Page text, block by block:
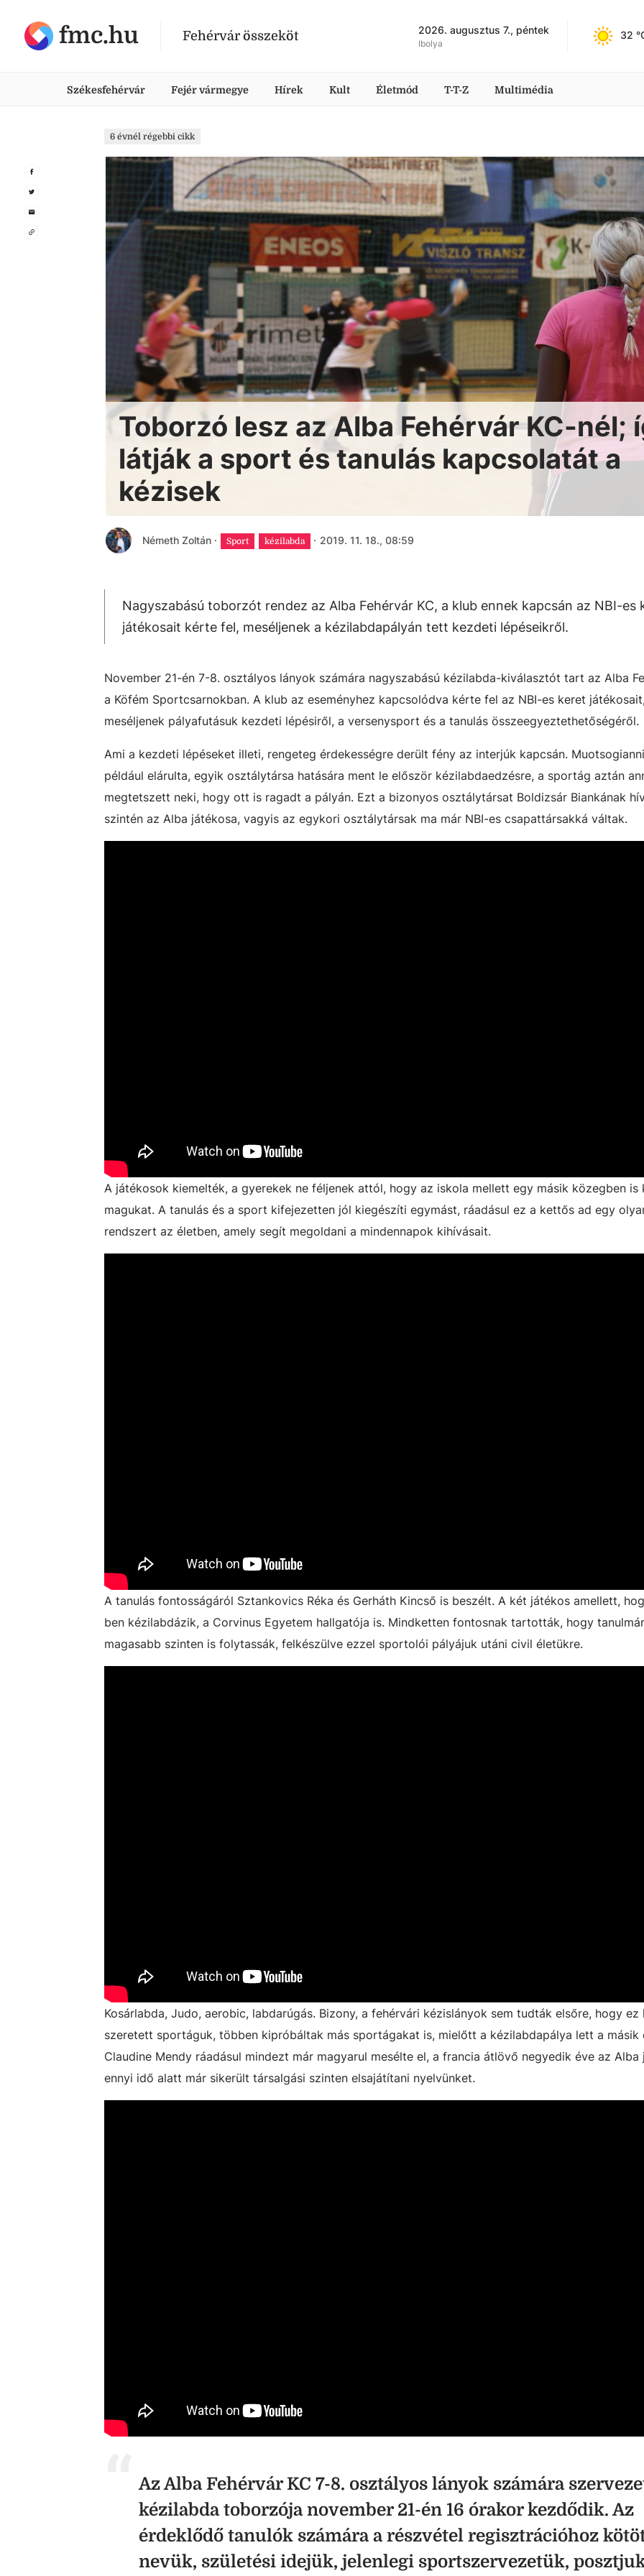
fmc.hu Fehérvár összeköt 2026. augusztus 7., péntek
Ibolya
32
Székesfehérvár Fejér vármegye Hírek Kult Életmód T-T-Z Multimédia
6 évnél régebbi cikk
Toborzó lesz az Alba Fehérvár KC-nél;
látják a sport és tanulás kapcsolatát a
kézisek
Németh Zoltán · Sport kézilabda · 2019. 11. 18., 08:59
Nagyszabású toborzót rendez az Alba Fehérvár KC, a klub ennek kapcsán az NBI-es
játékosait kérte fel, meséljenek a kézilabdapályán tett kezdeti lépéseikről.
November 21-én 7-8. osztályos lányok számára nagyszabású kézilabda-kiválasztót tart az Alba
a Köfém Sportcsarnokban. A klub az eseményhez kapcsolódva kérte fel az NBI-es keret
meséljenek pályafutásuk kezdeti lépésiről, a versenysport és a tanulás összeegyeztethetőségéről.
Ami a kezdeti lépéseket illeti, rengeteg érdekességre derült fény az interjúk kapcsán.
például elárulta, egyik osztálytársa hatására ment le először kézilabdaedzésre, a sportág aztán
megtetszett neki, hogy ott is ragadt a pályán. Ezt a bizonyos osztálytársat Boldizsár Biankának
szintén az Alba játékosa, vagyis az egykori osztálytársak ma már NBI-es csapattársakká váltak.
A játékosok kiemelték, a gyerekek ne féljenek attól, hogy az iskola mellett egy másik közegben is
magukat. A tanulás és a sport kifejezetten jól kiegészíti egymást, ráadásul ez a kettős ad egy
rendszert az életben, amely segít megoldani a mindennapok kihívásait.
A tanulás fontosságáról Sztankovics Réka és Gerháth Kincső is beszélt. A két játékos amellett,
ben kézilabdázik, a Corvinus Egyetem hallgatója is. Mindketten fontosnak tartották, hogy
magasabb szinten is folytassák, felkészülve ezzel sportolói pályájuk utáni civil életükre.
Kosárlabda, Judo, aerobic, labdarúgás. Bizony, a fehérvári kézislányok sem tudták elsőre, hogy ez
szeretett sportáguk, többen kipróbáltak más sportágakat is, mielőtt a kézilabdapálya lett a másik
Claudine Mendy ráadásul mindezt már magyarul mesélte el, a francia átlövő negyedik éve az Alba
ennyi idő alatt már sikerült társalgási szinten elsajátítani nyelvünket.
Az Alba Fehérvár KC 7-8. osztályos lányok számára
kézilabda toborzója november 21-én 16 órakor kezdődik. Az
érdeklődő tanulók számára a részvétel regisztrációhoz
nevük, születési idejük, jelenlegi sportszervezetük,